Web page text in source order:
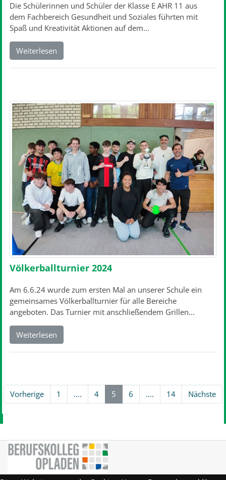
Die Schülerinnen und Schüler der Klasse E AHR 11 aus
dem Fachbereich Gesundheit und Soziales führten mit
Spaß und Kreativität Aktionen auf dem...
Weiterlesen
Völkerballturnier 2024
Am 6.6.24 wurde zum ersten Mal an unserer Schule ein
gemeinsames Völkerballturnier für alle Bereiche
angeboten. Das Turnier mit anschließendem Grillen...
Weiterlesen
Vorherige 1 .... 4 5 6 .... 14 Nächste